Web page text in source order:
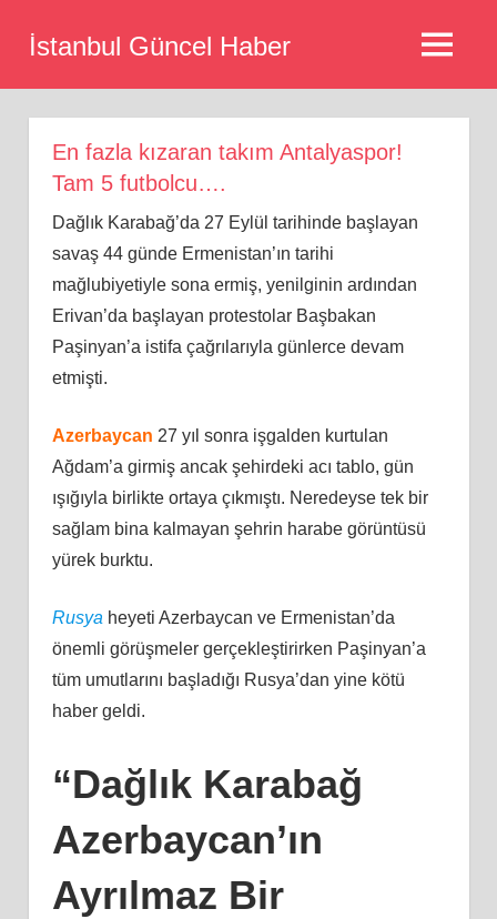
İstanbul Güncel Haber MENU
En fazla kızaran takım Antalyaspor!
Tam 5 futbolcu….
Dağlık Karabağ’da 27 Eylül tarihinde başlayan
savaş 44 günde Ermenistan’ın tarihi
mağlubiyetiyle sona ermiş, yenilginin ardından
Erivan’da başlayan protestolar Başbakan
Paşinyan’a istifa çağrılarıyla günlerce devam
etmişti.
Azerbaycan 27 yıl sonra işgalden kurtulan
Ağdam’a girmiş ancak şehirdeki acı tablo, gün
ışığıyla birlikte ortaya çıkmıştı. Neredeyse tek bir
sağlam bina kalmayan şehrin harabe görüntüsü
yürek burktu.
Rusya heyeti Azerbaycan ve Ermenistan’da
önemli görüşmeler gerçekleştirirken Paşinyan’a
tüm umutlarını başladığı Rusya’dan yine kötü
haber geldi.
“Dağlık Karabağ
Azerbaycan’ın
Ayrılmaz Bir